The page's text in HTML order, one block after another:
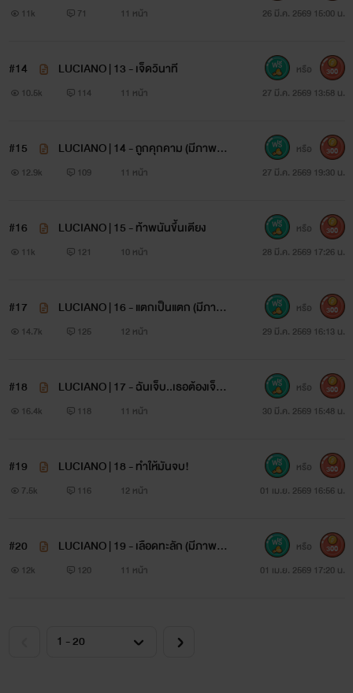
11k 71 11 หน้า 26 มี.ค. 2569 15:00 น.
#14 LUCIANO | 13 - เจ็ดวินาที
10.5k 114 11 หน้า 27 มี.ค. 2569 13:58 น.
หรือ 300
#15
LUCIANO | 14 - ถูกคุกคาม (มีภาพปร
ะกอบ)
12.9k 109 11 หน้า 27 มี.ค. 2569 19:30 น.
หรือ 300
#16 LUCIANO | 15 - ท้าพนันขึ้นเตียง
11k 121 10 หน้า 28 มี.ค. 2569 17:26 น.
หรือ 300
#17
LUCIANO | 16 - แตกเป็นแตก (มีภาพป
ระกอบ)
14.7k 125 12 หน้า 29 มี.ค. 2569 16:13 น.
หรือ 300
#18
LUCIANO | 17 - ฉันเจ็บ..เธอต้องเจ็บก
ว่า (มีภาพประกอบ)
16.4k 118 11 หน้า 30 มี.ค. 2569 15:48 น.
หรือ 300
#19 LUCIANO | 18 - ทำให้มันจบ!
7.5k 116 12 หน้า 01 เม.ย. 2569 16:56 น.
หรือ 300
#20
LUCIANO | 19 - เลือดทะลัก (มีภาพปร
ะกอบ)
12k 120 11 หน้า 01 เม.ย. 2569 17:20 น.
หรือ 300